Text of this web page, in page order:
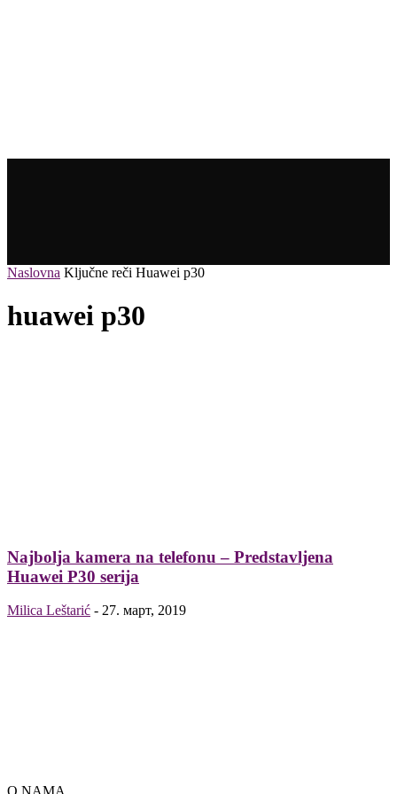
Naslovna Ključne reči Huawei p30
huawei p30
Najbolja kamera na telefonu – Predstavljena
Huawei P30 serija
Milica Leštarić - 27. март, 2019